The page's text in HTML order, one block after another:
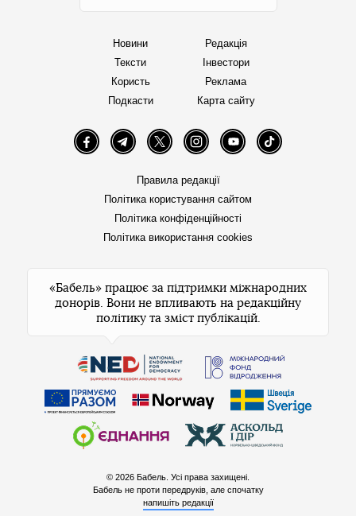
Новини
Тексти
Користь
Подкасти
Редакція
Інвестори
Реклама
Карта сайту
FacebookTelegramTwitter InstagramYouTube TikTok
Правила редакції
Політика користування сайтом
Політика конфіденційності
Політика використання cookies
«Бабель» працює за підтримки міжнародних
донорів. Вони не впливають на редакційну
політику та зміст публікацій.
© 2026 Бабель. Усі права захищені.
Бабель не проти передруків, але спочатку
напишіть редакції